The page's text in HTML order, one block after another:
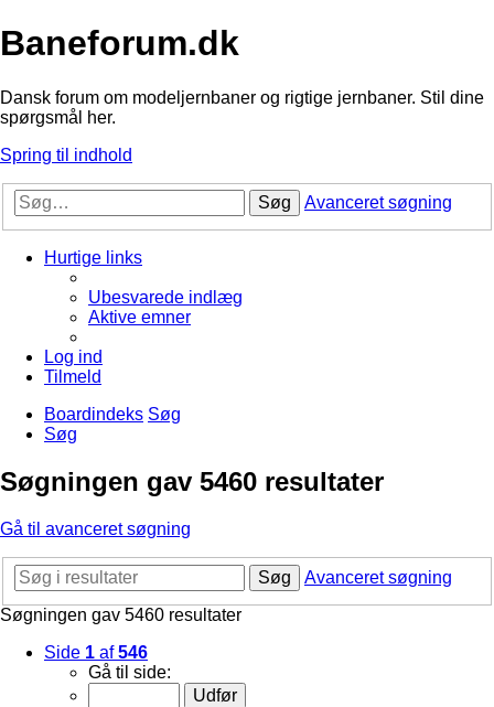
Baneforum.dk
Dansk forum om modeljernbaner og rigtige jernbaner. Stil dine
spørgsmål her.
Spring til indhold
Søg Avanceret søgning
Hurtige links
Ubesvarede indlæg
Aktive emner
Log ind
Tilmeld
Boardindeks Søg
Søg
Søgningen gav 5460 resultater
Gå til avanceret søgning
Søg
Avanceret søgning
Søgningen gav 5460 resultater
Side 1 af546
Gå til side: